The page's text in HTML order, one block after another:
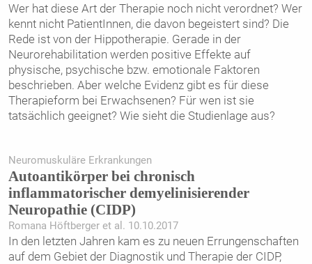
Wer hat diese Art der Therapie noch nicht verordnet? Wer
kennt nicht PatientInnen, die davon begeistert sind? Die
Rede ist von der Hippotherapie. Gerade in der
Neurorehabilitation werden positive Effekte auf
physische, psychische bzw. emotionale Faktoren
beschrieben. Aber welche Evidenz gibt es für diese
Therapieform bei Erwachsenen? Für wen ist sie
tatsächlich geeignet? Wie sieht die Studienlage aus?
Neuromuskuläre Erkrankungen
Autoantikörper bei chronisch
inflammatorischer demyelinisierender
Neuropathie (CIDP)
Romana Höftberger et al. 10.10.2017
In den letzten Jahren kam es zu neuen Errungenschaften
auf dem Gebiet der Diagnostik und Therapie der CIDP,